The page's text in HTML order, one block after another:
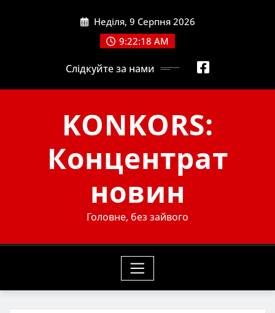
Неділя, 9 Серпня 2026
9:22:19 AM
Слідкуйте за нами
KONKORS:
Концентрат
новин
Головне, без зайвого